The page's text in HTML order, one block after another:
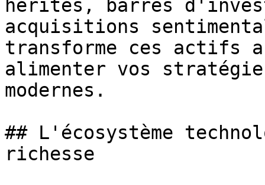
hérités, barres
acquisitions
transforme ces actifs
alimenter vos
modernes.
## L'écosystème
richesse